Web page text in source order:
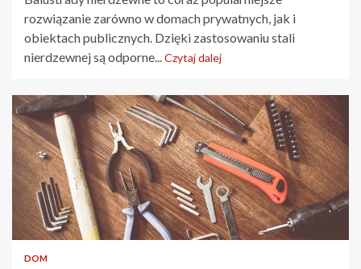
rozwiązanie zarówno w domach prywatnych, jak i
obiektach publicznych. Dzięki zastosowaniu stali
nierdzewnej są odporne...Czytaj dalej
3 min odczytu
DOM